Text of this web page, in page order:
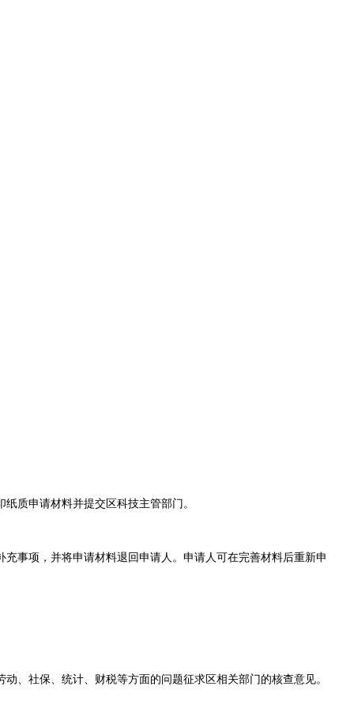
纸质申请材料并提交区科技主管部门。
事项，并将申请材料退回申请人。申请人可在完善材料后重新申
、社保、统计、财税等方面的问题征求区相关部门的核查意见。